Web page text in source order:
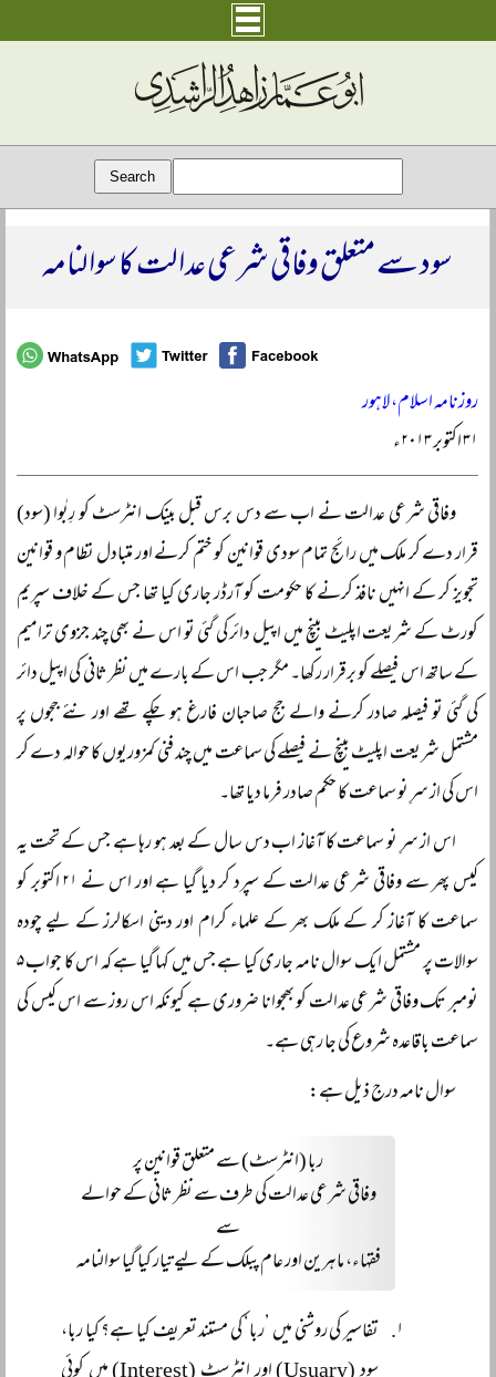
سود سے متعلق وفاقی شرعی عدالت کا سوالنامہ
روزنامہ اسلام، لاہور
۳۱ اکتوبر ۲۰۱۳ء
وفاقی شرعی عدالت نے اب سے دس برس قبل بینک انٹرسٹ کو رِبٰوا (سود)
قرار دے کر ملک میں رائج تمام سودی قوانین کو ختم کرنے اور متبادل نظام و قوانین
تجویز کر کے انہیں نافذ کرنے کا حکومت کو آرڈر جاری کیا تھا جس کے خلاف سپریم
کورٹ کے شریعت اپلیٹ بینچ میں اپیل دائر کی گئی تو اس نے بھی چند جزوی ترامیم
کے ساتھ اس فیصلے کو برقرار رکھا۔ مگر جب اس کے بارے میں نظر ثانی کی اپیل دائر
کی گئی تو فیصلہ صادر کرنے والے جج صاحبان فارغ ہو چکے تھے اور نئے ججوں پر
مشتمل شریعت اپلیٹ بینچ نے فیصلے کی سماعت میں چند فنی کمزوریوں کا حوالہ دے کر
اس کی از سرِ نو سماعت کا حکم صادر فرما دیا تھا۔
اس از سرِ نو سماعت کا آغاز اب دس سال کے بعد ہو رہا ہے جس کے تحت یہ
کیس پھر سے وفاقی شرعی عدالت کے سپرد کر دیا گیا ہے اور اس نے ۲۱ اکتوبر کو
سماعت کا آغاز کر کے ملک بھر کے علماء کرام اور دینی اسکالرز کے لیے چودہ
سوالات پر مشتمل ایک سوال نامہ جاری کیا ہے جس میں کہا گیا ہے کہ اس کا جواب ۵
نومبر تک وفاقی شرعی عدالت کو بھجوانا ضروری ہے کیونکہ اس روز سے اس کیس کی
سماعت باقاعدہ شروع کی جا رہی ہے۔
سوال نامہ درج ذیل ہے:
ربا (انٹرسٹ) سے متعلق قوانین پر
وفاقی شرعی عدالت کی طرف سے نظر ثانی کے حوالے
سے
فقہاء، ماہرین اور عام پبلک کے لیے تیار کیا گیا سوالنامہ
تفاسیر کی روشنی میں ’ربا‘ کی مستند تعریف کیا ہے؟ کیا ربا،